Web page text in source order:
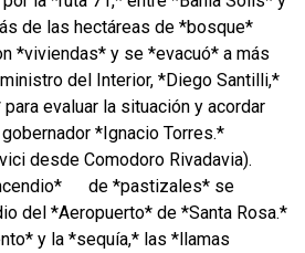
de las hectáreas de *bosque*
*viviendas* y se *evacuó* a más
del Interior, *Diego Santilli,*
evaluar la situación y acordar
*Ignacio Torres.*
desde Comodoro Rivadavia).
de *pastizales* se
del *Aeropuerto* de *Santa Rosa.*
y la *sequía,* las *llamas